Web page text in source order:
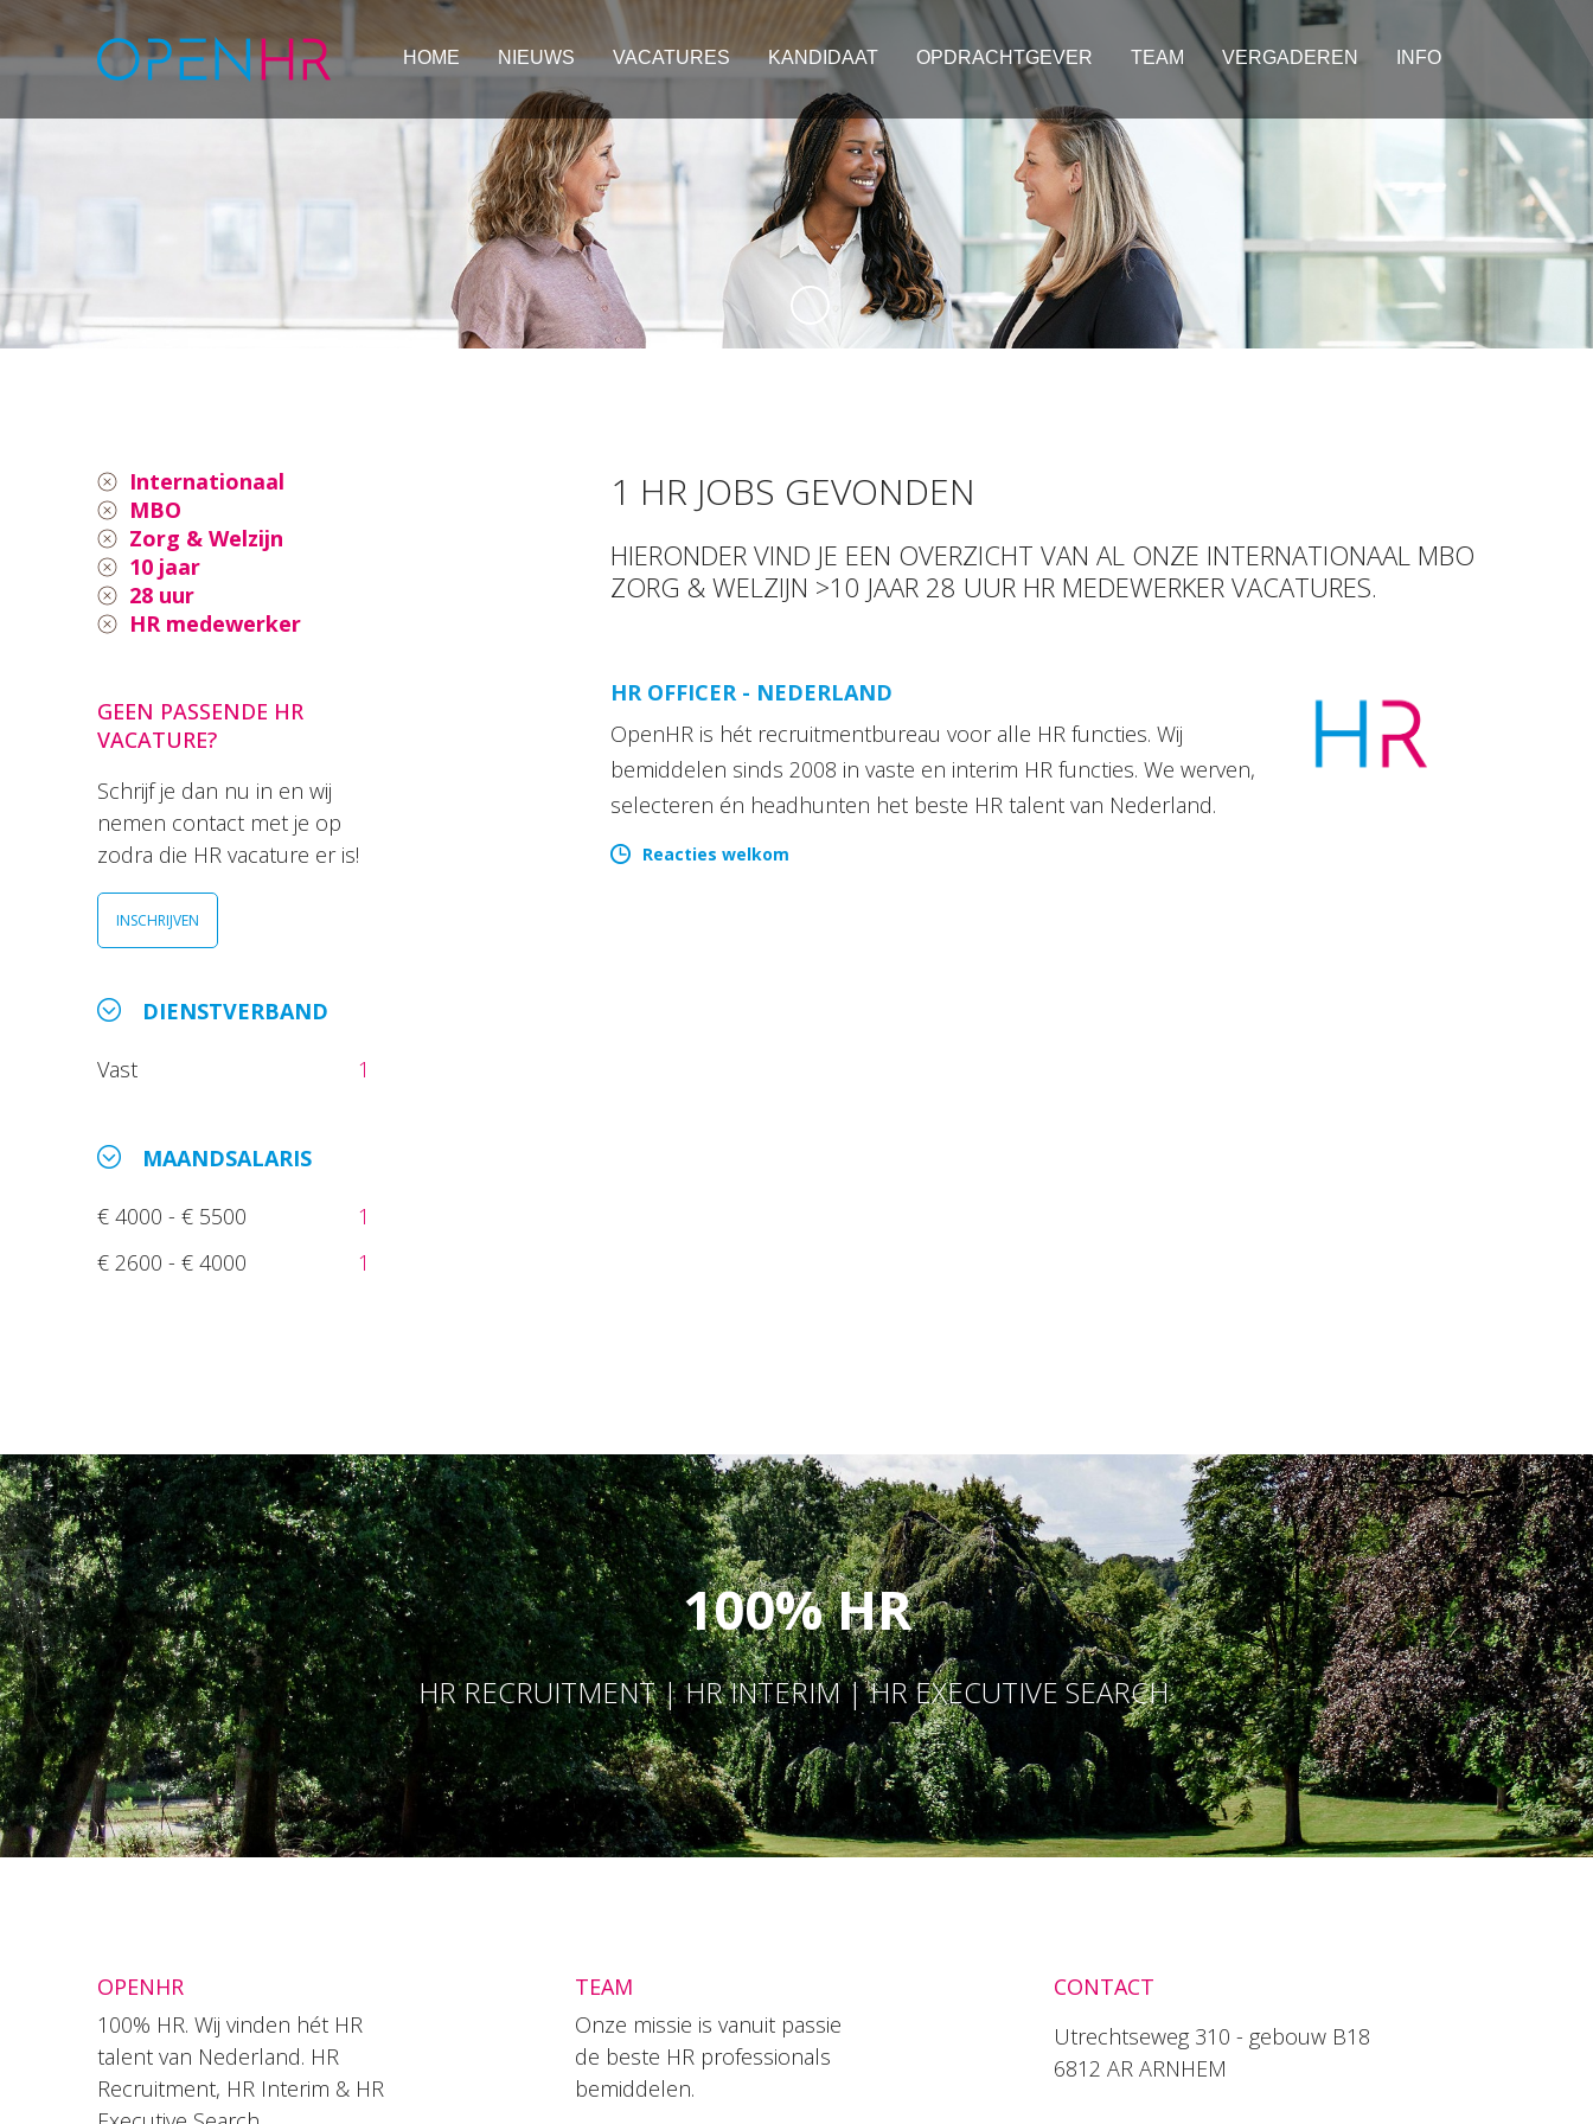
HOME NIEUWS VACATURES KANDIDAAT OPDRACHTGEVER TEAM VERGADEREN INFO
Internationaal
MBO
Zorg & Welzijn
10 jaar
28 uur
HR medewerker
GEEN PASSENDE HR
VACATURE?
Schrijf je dan nu in en wij
nemen contact met je op
zodra die HR vacature er is!
INSCHRIJVEN
DIENSTVERBAND
Vast 1
MAANDSALARIS
€ 4000 - € 5500
1
€ 2600 - € 4000
1
1 HR JOBS GEVONDEN
HIERONDER VIND JE EEN OVERZICHT VAN AL ONZE INTERNATIONAAL MBO
ZORG & WELZIJN >10 JAAR 28 UUR HR MEDEWERKER VACATURES.
HR OFFICER - NEDERLAND
OpenHR is hét recruitmentbureau voor alle HR functies. Wij
bemiddelen sinds 2008 in vaste en interim HR functies. We werven,
selecteren én headhunten het beste HR talent van Nederland.
Reacties welkom
100% HR
HR RECRUITMENT | HR INTERIM | HR EXECUTIVE SEARCH
OPENHR
100% HR. Wij vinden hét HR
talent van Nederland. HR
Recruitment, HR Interim & HR
TEAM
Onze missie is vanuit passie
de beste HR professionals
bemiddelen.
CONTACT
Utrechtseweg 310 - gebouw B18
6812 AR ARNHEM